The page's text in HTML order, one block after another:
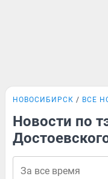
НОВОСИБИРСК ВСЕ
Новости по